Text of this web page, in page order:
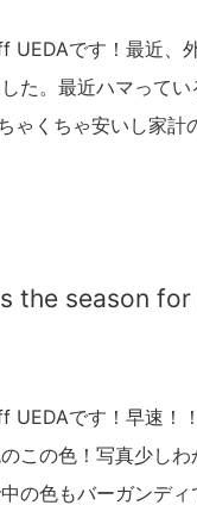
UEDAです！最近、
た。最近ハマってい
ゃくちゃ安いし家計
the season
UEDAです！早速！
この色！写真少し
の色もバーガンディ